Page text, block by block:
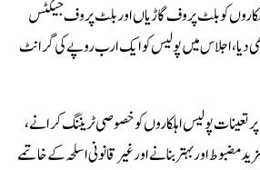
کو بلٹ پروف گاڑیاں اور بلٹ پروف جیکٹس
دیا، اجلاس میں پولیس کو ایک ارب روپے کی گرانٹ
تعینات پولیس اہلکاروں کو خصوصی ٹریننگ کرانے،
مضبوط اور بہتربنانے اور غیرقانونی اسلحہ کے خاتمے